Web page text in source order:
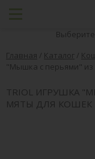
Выберите:
Главная / Каталог /
"Мышка с перьями"
TRIOL ИГРУШКА
МЯТЫ ДЛЯ КОШЕК